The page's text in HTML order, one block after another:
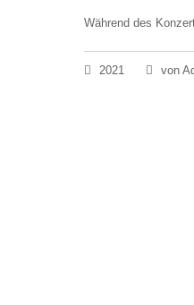
Während des
2021 von